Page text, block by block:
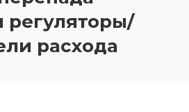
регуляторы/
расхода